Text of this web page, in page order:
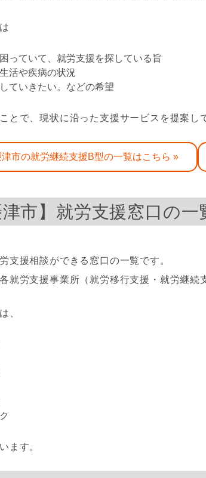
っていて、就労支援を探している旨
活や疾病の状況
ていきたい。などの希望
とで、現状に沿った支援サービスを提案し
津市の就労継続支援B型の一覧はこちら »
津市】就労支援窓口の一
支援相談ができる窓口の一覧です。
就労支援事業所（就労移行支援・就労継続
、
ます。